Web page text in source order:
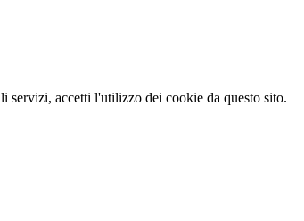
accetti l'utilizzo dei cookie da questo sito.